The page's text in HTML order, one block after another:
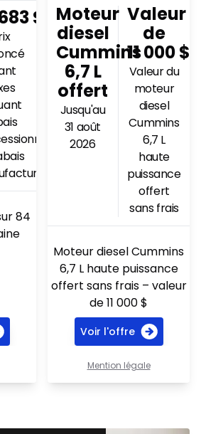
$
84
Moteur
diesel
Cummins
6,7 L
offert
Jusqu'au
31 août
2026
Valeur
de
11 000 $
Valeur du
moteur
diesel
Cummins
6,7 L
haute
puissance
offert
sans frais
Moteur diesel Cummins
6,7 L haute puissance
offert sans frais – valeur
de 11 000 $
Voir l'offre
Mention légale